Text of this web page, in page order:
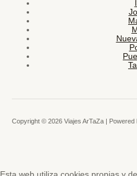
Copyright © 2026 Viajes ArTaZa | Powered